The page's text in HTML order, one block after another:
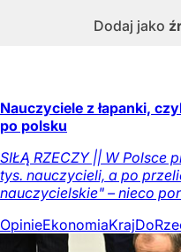
Dodaj jako
Nauczyciele z łapanki,
po polsku
SIŁĄ RZECZY || W Polsce
tys. nauczycieli, a po
nauczycielskie" – nieco
OpinieEkonomiaKraj